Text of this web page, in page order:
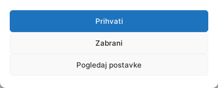
Prihvati
Zabrani
Pogledaj postavke